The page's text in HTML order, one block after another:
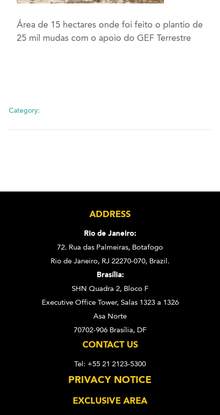
Área de 15 hectares onde foi feito o plantio de
25 mil mudas com o apoio do GEF Terrestre
Category:
ADDRESS
Rio de Janeiro:
72. Rua das Palmeiras, Botafogo
Rio de Janeiro, RJ 22270-070, Brazil.
Brasília:
SHN Quadra 2, Bloco F
Executive Office Tower, Salas 1323 a 1326
Asa Norte
70702-906 Brasília, DF
CONTACT US
Tel: +55 21 2123-5300
PRIVACY NOTICE
EXCLUSIVE AREA